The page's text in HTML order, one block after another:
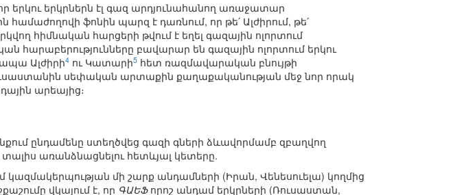
երկու երկրներն էլ գազ արդյունահանող առաջատար
համաժողովի ֆոնին պարզ է դառնում, որ թե՛ Ալժիրում, թե՛
հիմնական հարցերի թվում է եղել գազային ոլորտում
հարաբերությունները բավարար են գազային ոլորտում երկու
Ալժիրի4 ու Կատարի5 հետ ռազմավարական բնույթի
սեփական արտաքին քաղաքականության մեջ նոր որակ
արեայից։
ընդամենը ստեղծվեց գազի գների ձևավորմամբ զբաղվող
առանձնացնելու հետևյալ կետերը.
մի շարք անդամների (Իրան, Վենեսուելա) կողմից
վկայում է, որ ԳԱԵՖորոշ անդամ երկրների (Ռուսաստան,